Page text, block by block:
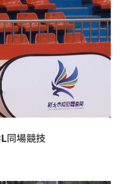
同場競技